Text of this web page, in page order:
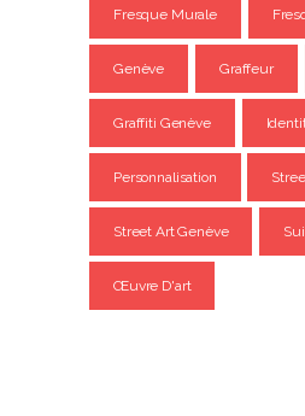
Fresque Murale
Genève Graffeur
Graffiti Genève
Personnalisation
Street Art Genève
Œuvre D'art